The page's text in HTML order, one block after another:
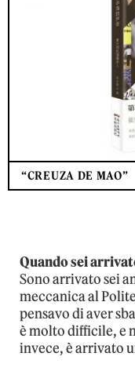
“CREUZA DE MAO”
Quando sei
Sono arrivato sei
meccanica al
pensavo di aver
è molto difficile, e
invece, è arrivato